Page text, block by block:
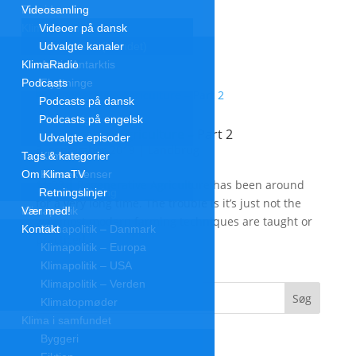
Regenerative Agriculture – Part 2
3. september 2019
11:23 | Regenerative Agriculture has been around
for a very long time. The trouble is it’s just not the
way most modern farming techniques are taught or
practiced.
Forside
Klimakrisen
Klimakrisen (blandet)
Arktis/Antarktis
Flygtninge
Forskning
Havet stiger
Klimamodstand
Klimamyter
Konsekvenser
Overbefolkning
Klimapolitik
Klimapolitik – Danmark
Klimapolitik – Europa
Klimapolitik – USA
Klimapolitik – Verden
Klimatopmøder
Klima i samfundet
Byggeri
Videosamling
Videoer på dansk
Udvalgte kanaler
KlimaRadio
Podcasts
Podcasts på dansk
Podcasts på engelsk
Udvalgte episoder
Tags & kategorier
Om KlimaTV
Retningslinjer
Vær med!
Kontakt